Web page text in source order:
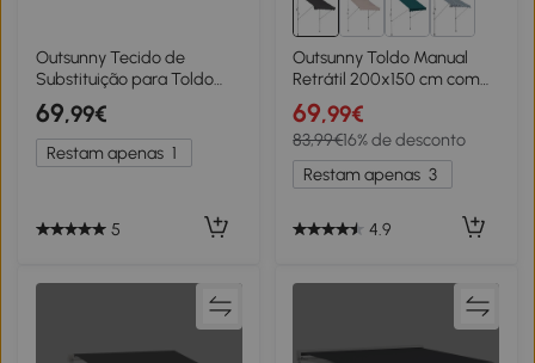
Outsunny Tecido de
Substituição para Toldo
Retrátil Tecido de
Reposição para Toldo
Articulado 4x3 m em
Poliéster Proteção UV 50+
69,99€
Restam apenas 1
5
Outsunny Toldo Manual
Retrátil 200x150 cm com
Manivela de Alumínio
Ângulo Ajustável Proteção
Solar para Varanda Jardim
Pátio Cinza
69,99€
83,99€16% de desconto
Restam apenas 3
4.9